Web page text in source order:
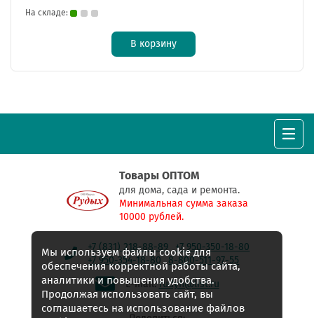
На складе:
В корзину
Товары ОПТОМ
для дома, сада и ремонта.
Минимальная сумма заказа
10000 рублей.
+7 (831) 218-88-89
+7 950-350-18-80
+7 950-354-18-80
8-800-511-97-55
E-mail:rudyh@list.ru
Мы используем файлы cookie для
обеспечения корректной работы сайта,
аналитики и повышения удобства.
Продолжая использовать сайт, вы
соглашаетесь на использование файлов